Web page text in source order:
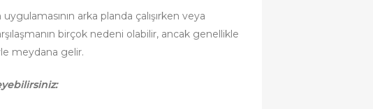
arka planda çalışırken veya
birçok nedeni olabilir, ancak genellikle
meydana gelir.